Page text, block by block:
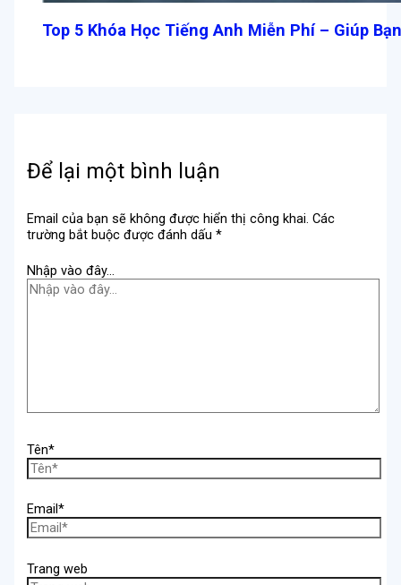
Top 5 Khóa Học Tiếng Anh Miễn Phí – Giúp
Để lại một bình luận
Email của bạn sẽ không được hiển thị công khai. Các
trường bắt buộc được đánh dấu*
Nhập vào đây...
Tên*
Email*
Trang web